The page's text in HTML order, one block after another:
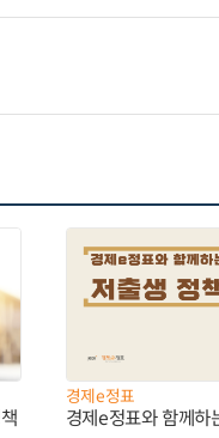
경제e정표
경제e정표와 함께하